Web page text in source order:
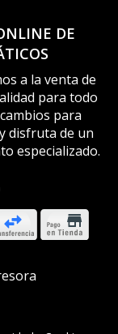
DE
a la venta de
para todo
para
disfruta de un
especializado.